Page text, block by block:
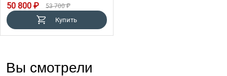
50 800 ₽ 53 700 ₽
Купить
Вы смотрели